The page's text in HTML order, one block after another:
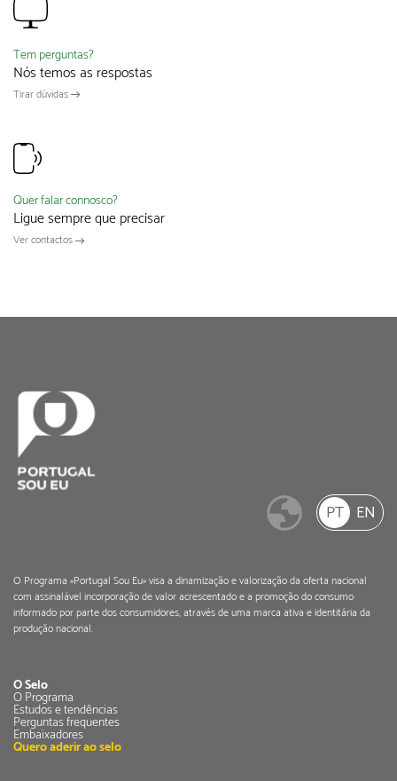
Tem perguntas?
Nós temos as respostas
Tirar dúvidas
Quer falar connosco?
Ligue sempre que precisar
Ver contactos
PT EN
O Programa «Portugal Sou Eu» visa a dinamização e valorização da oferta nacional
com assinalável incorporação de valor acrescentado e a promoção do consumo
informado por parte dos consumidores, através de uma marca ativa e identitária da
produção nacional.
O Selo
O Programa
Estudos e tendências
Perguntas frequentes
Embaixadores
Quero aderir ao selo